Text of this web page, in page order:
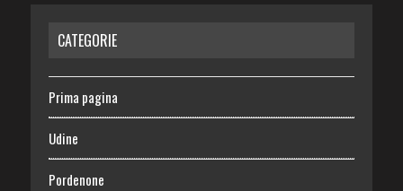
CATEGORIE
Prima pagina
Udine
Pordenone